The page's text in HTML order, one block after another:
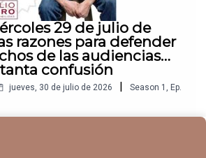
29 de julio de
razones para defender
de las audiencias…
confusión
jueves, 30 de julio de 2026 Season 1 , Ep.